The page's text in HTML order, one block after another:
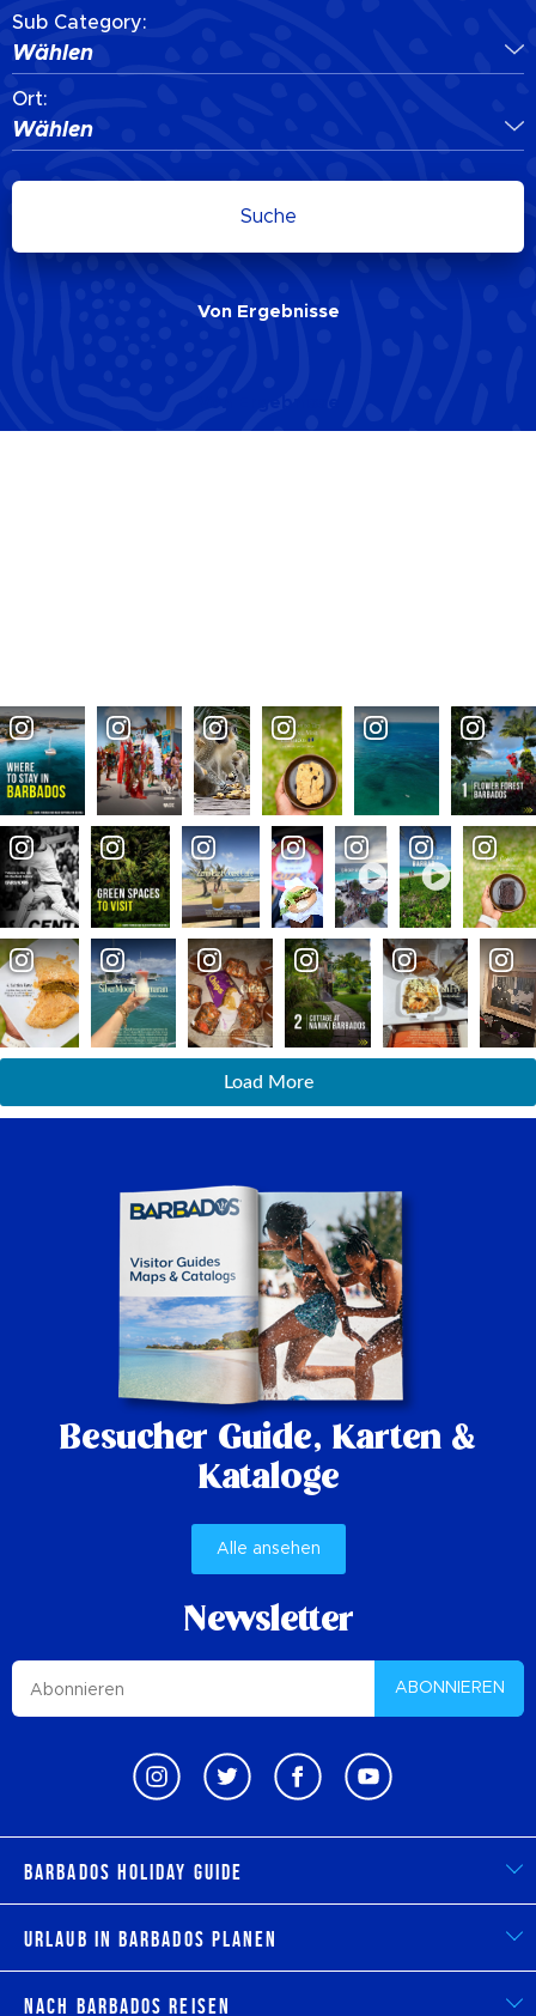
Sub Category:
Wählen
Ort:
Wählen
Suche
Von Ergebnisse
Load More
Besucher Guide, Karten &
Kataloge
Alle ansehen
Newsletter
ABONNIEREN
Barbados Holiday Guide
Urlaub in Barbados planen
Nach Barbados reisen